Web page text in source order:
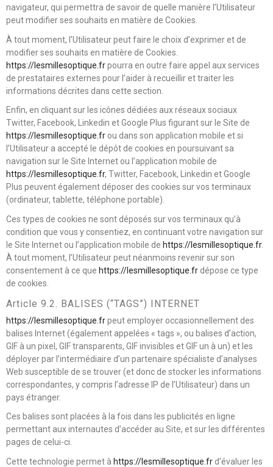
navigateur, qui permettra de savoir de quelle manière l’Utilisateur
peut modifier ses souhaits en matière de Cookies.
À tout moment, l’Utilisateur peut faire le choix d’exprimer et de
modifier ses souhaits en matière de Cookies.
https://lesmillesoptique.frpourra en outre faire appel aux services
de prestataires externes pour l’aider à recueillir et traiter les
informations décrites dans cette section.
Enfin, en cliquant sur les icônes dédiées aux réseaux sociaux
Twitter, Facebook, Linkedin et Google Plus figurant sur le Site de
https://lesmillesoptique.fr ou dans son application mobile et si
l’Utilisateur a accepté le dépôt de cookies en poursuivant sa
navigation sur le Site Internet ou l’application mobile de
https://lesmillesoptique.fr, Twitter, Facebook, Linkedin et Google
Plus peuvent également déposer des cookies sur vos terminaux
(ordinateur, tablette, téléphone portable).
Ces types de cookies ne sont déposés sur vos terminaux qu’à
condition que vous y consentiez, en continuant votre navigation sur
le Site Internet ou l’application mobile de https://lesmillesoptique.fr.
À tout moment, l’Utilisateur peut néanmoins revenir sur son
consentement à ce que https://lesmillesoptique.fr dépose ce type
de cookies.
Article 9.2. BALISES (“TAGS”) INTERNET
https://lesmillesoptique.frpeut employer occasionnellement des
balises Internet (également appelées « tags », ou balises d’action,
GIF à un pixel, GIF transparents, GIF invisibles et GIF un à un) et les
déployer par l’intermédiaire d’un partenaire spécialiste d’analyses
Web susceptible de se trouver (et donc de stocker les informations
correspondantes, y compris l’adresse IP de l’Utilisateur) dans un
pays étranger.
Ces balises sont placées à la fois dans les publicités en ligne
permettant aux internautes d’accéder au Site, et sur les différentes
pages de celui-ci.
Cette technologie permet à https://lesmillesoptique.fr d’évaluer les